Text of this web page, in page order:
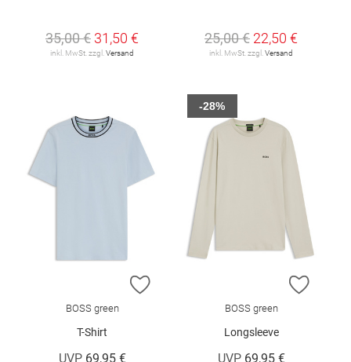
35,00 € 31,50 €
inkl. MwSt. zzgl. Versand
25,00 € 22,50 €
inkl. MwSt. zzgl. Versand
ZUR WUNSCHLISTE HINZUFÜGEN
BOSS green
T-Shirt
UVP 69,95 €
ZUR
BOSS green
Longsleeve
UVP 69,95 €
-28%